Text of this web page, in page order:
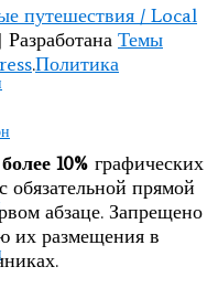
путешествия / Local
Темы
.Политика
10% графических
обязательной прямой
абзаце. Запрещено
их размещения в